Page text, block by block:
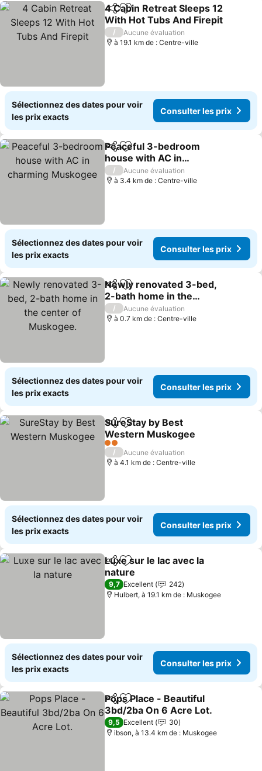
PartagerAjouter à mes favoris
4 Cabin Retreat Sleeps 12
With Hot Tubs And Firepit
Consulter les prix
/
Aucune évaluation
à 19.1 km de : Centre-ville
Sélectionnez des dates pour voir
les prix exacts
Consulter les prix
PartagerAjouter à mes favoris
Peaceful 3-bedroom
house with AC in
charming Muskogee
Consulter les prix
/
Aucune évaluation
à 3.4 km de : Centre-ville
Sélectionnez des dates pour voir
les prix exacts
Consulter les prix
PartagerAjouter à mes favoris
Newly renovated 3-bed,
2-bath home in the
center of Muskogee.
Consulter les prix
/
Aucune évaluation
à 0.7 km de : Centre-ville
Sélectionnez des dates pour voir
les prix exacts
Consulter les prix
PartagerAjouter à mes favoris
SureStay by Best
Western Muskogee
Consulter les prix
2 Étoiles
/
Aucune évaluation
à 4.1 km de : Centre-ville
Sélectionnez des dates pour voir
les prix exacts
Consulter les prix
PartagerAjouter à mes favoris
Luxe sur le lac avec la
nature
Consulter les prix
9,7 Excellent
242
Hulbert, à 19.1 km de : Muskogee
Sélectionnez des dates pour voir
les prix exacts
Consulter les prix
PartagerAjouter à mes favoris
Pops Place - Beautiful
3bd/2ba On 6 Acre Lot.
Consulter les prix
9,5 Excellent
30
ibson, à 13.4 km de : Muskogee